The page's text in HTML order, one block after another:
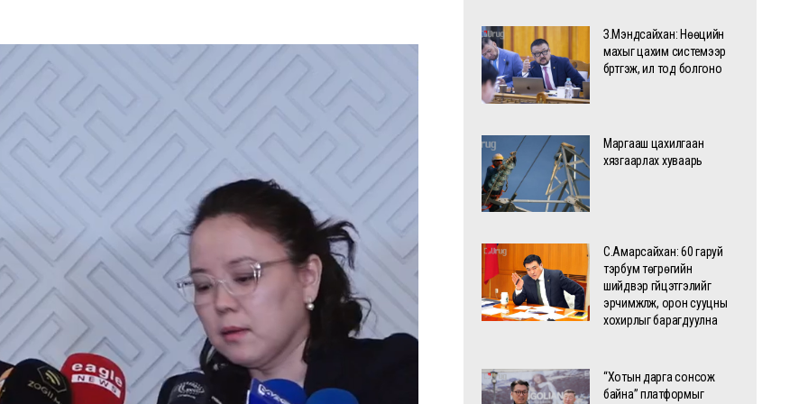
З.Мэндсайхан: Нөөцийн
махыг цахим системээр
бүртгэж, ил тод болгоно
Маргааш цахилгаан
хязгаарлах хуваарь
С.Амарсайхан: 60 гаруй
тэрбум төгрөгийн
шийдвэр гүйцэтгэлийг
эрчимжүүлж, орон сууцны
хохирлыг барагдуулна
“Хотын дарга сонсож
байна” платформыг